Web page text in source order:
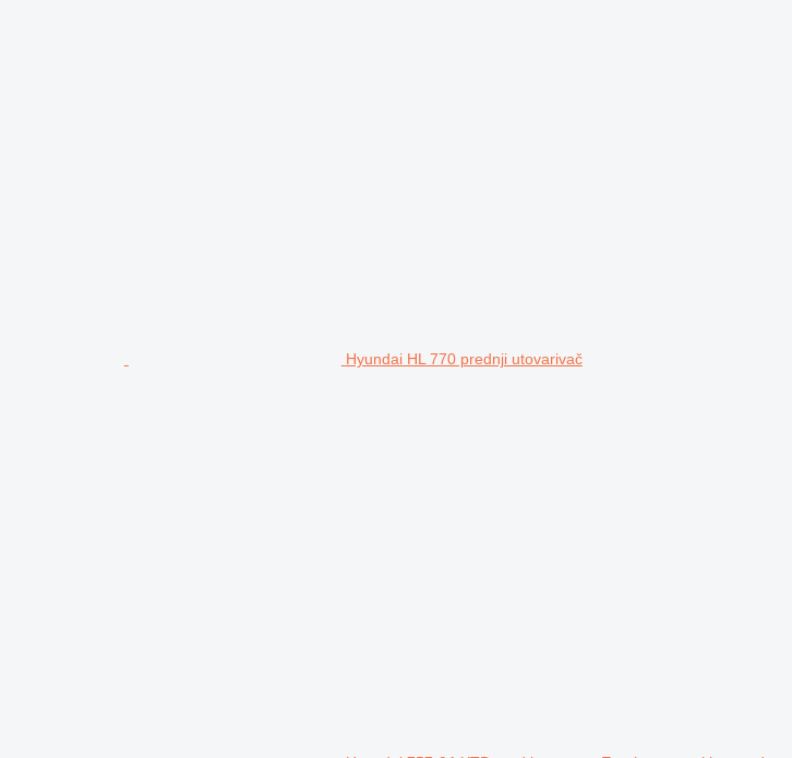
Hyundai HL 770 prednji utovarivač